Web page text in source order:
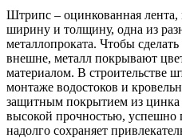
Штрипс – оцинкованная лента,
ширину и толщину, одна из
металлопроката. Чтобы
внешне, металл покрывают
материалом. В строительстве
монтаже водостоков и
защитным покрытием из цинка
высокой прочностью, успешно
надолго сохраняет